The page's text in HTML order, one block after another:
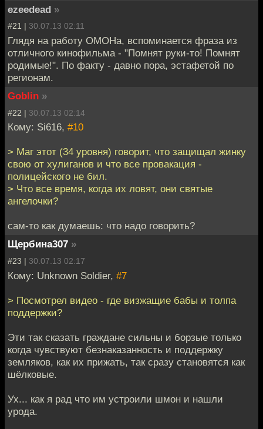
ezeedead »
#21 | 30.07.13 02:11
Глядя на работу ОМОНа, вспоминается фраза из
отличного кинофильма - "Помнят руки-то! Помнят
родимые!". По факту - давно пора, эстафетой по
регионам.
Goblin »
#22 | 30.07.13 02:14
Кому: Si616, #10
> Маг этот (34 уровня) говорит, что защищал жинку
свою от хулиганов и что все провакация -
полицейского не бил.
> Что все время, когда их ловят, они святые
ангелочки?
сам-то как думаешь: что надо говорить?
Щербина307 »
#23 | 30.07.13 02:17
Кому: Unknown Soldier, #7
> Посмотрел видео - где визжащие бабы и толпа
поддержки?
Эти так сказать граждане сильны и борзые только
когда чувствуют безнаказанность и поддержку
земляков, как их прижать, так сразу становятся как
шёлковые.
Ух... как я рад что им устроили шмон и нашли
урода.